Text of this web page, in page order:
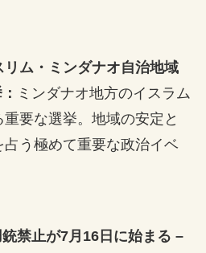
ム・ミンダナオ自治地域
ミンダナオ地方のイスラム
要な選挙。地域の安定と
う極めて重要な政治イベ
禁止が7月16日に始まる –